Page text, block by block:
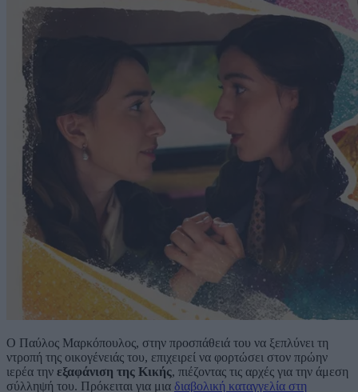
Ο Παύλος Μαρκόπουλος, στην προσπάθειά του να ξεπλύνει τη
ντροπή της οικογένειάς του, επιχειρεί να φορτώσει στον πρώην
ιερέα την εξαφάνιση της Κικής, πιέζοντας τις αρχές για την άμεση
σύλληψή του. Πρόκειται για μια διαβολική καταγγελία στη